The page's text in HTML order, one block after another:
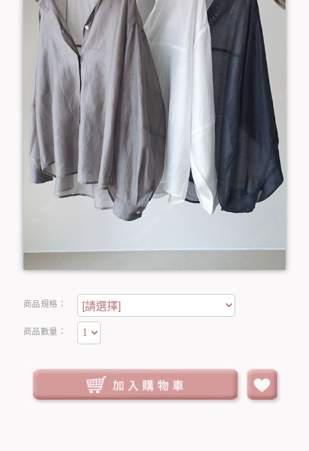
商品規格：
商品數量：